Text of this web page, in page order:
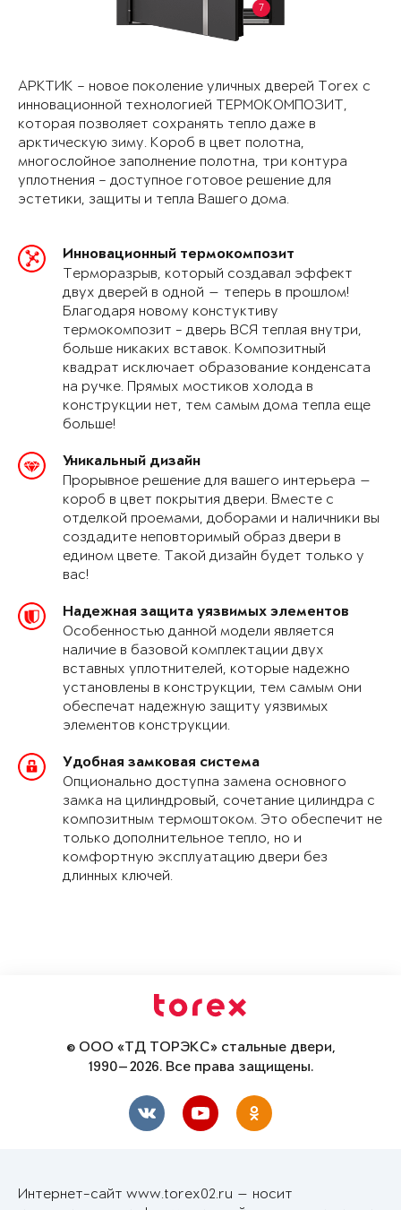
7
АРКТИК – новое поколение уличных дверей Torex с
инновационной технологией ТЕРМОКОМПОЗИТ,
которая позволяет сохранять тепло даже в
арктическую зиму. Короб в цвет полотна,
многослойное заполнение полотна, три контура
уплотнения – доступное готовое решение для
эстетики, защиты и тепла Вашего дома.
Инновационный термокомпозит
Терморазрыв, который создавал эффект
двух дверей в одной — теперь в прошлом!
Благодаря новому констуктиву
термокомпозит - дверь ВСЯ теплая внутри,
больше никаких вставок. Композитный
квадрат исключает образование конденсата
на ручке. Прямых мостиков холода в
конструкции нет, тем самым дома тепла еще
больше!
Уникальный дизайн
Прорывное решение для вашего интерьера —
короб в цвет покрытия двери. Вместе с
отделкой проемами, доборами и наличники вы
создадите неповторимый образ двери в
едином цвете. Такой дизайн будет только у
вас!
Надежная защита уязвимых элементов
Особенностью данной модели является
наличие в базовой комплектации двух
вставных уплотнителей, которые надежно
установлены в конструкции, тем самым они
обеспечат надежную защиту уязвимых
элементов конструкции.
Удобная замковая система
Опционально доступна замена основного
замка на цилиндровый, сочетание цилиндра с
композитным термоштоком. Это обеспечит не
только дополнительное тепло, но и
комфортную эксплуатацию двери без
длинных ключей.
© ООО «ТД ТОРЭКС» стальные двери,
1990—2026. Все права защищены.
Интернет-сайт www.torex02.ru — носит